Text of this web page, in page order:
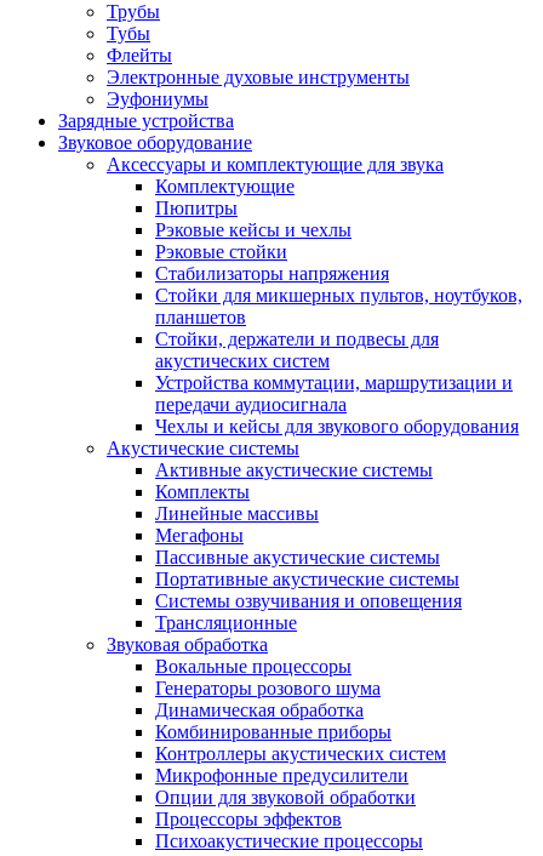
Трубы
Тубы
Флейты
Электронные духовые инструменты
Эуфониумы
Зарядные устройства
Звуковое оборудование
Аксессуары и комплектующие для звука
Комплектующие
Пюпитры
Рэковые кейсы и чехлы
Рэковые стойки
Стабилизаторы напряжения
Стойки для микшерных пультов, ноутбуков,
планшетов
Стойки, держатели и подвесы для
акустических систем
Устройства коммутации, маршрутизации и
передачи аудиосигнала
Чехлы и кейсы для звукового оборудования
Акустические системы
Активные акустические системы
Комплекты
Линейные массивы
Мегафоны
Пассивные акустические системы
Портативные акустические системы
Системы озвучивания и оповещения
Трансляционные
Звуковая обработка
Вокальные процессоры
Генераторы розового шума
Динамическая обработка
Комбинированные приборы
Контроллеры акустических систем
Микрофонные предусилители
Опции для звуковой обработки
Процессоры эффектов
Психоакустические процессоры